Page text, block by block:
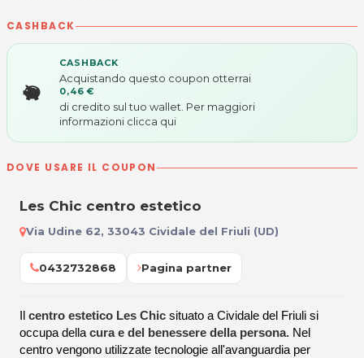
CASHBACK
CASHBACK
Acquistando questo coupon otterrai
0,46 €
di credito sul tuo wallet. Per maggiori
informazioni clicca qui
DOVE USARE IL COUPON
Les Chic centro estetico
Via Udine 62, 33043 Cividale del Friuli (UD)
0432732868 Pagina partner
centro estetico Les Chic situato a Cividale del Friuli si
occupa della cura e del benessere della persona. Nel
centro vengono utilizzate tecnologie all'avanguardia per